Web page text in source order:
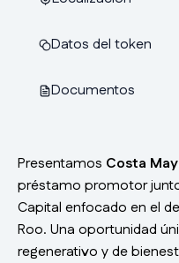
Datos del token
Documentos
Presentamos Costa
préstamo promotor
Capital enfocado en el
Roo. Una oportunidad
regenerativo y de